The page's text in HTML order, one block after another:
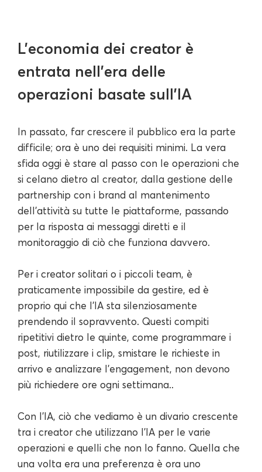
L'economia dei creator è
entrata nell'era delle
operazioni basate sull'IA
In passato, far crescere il pubblico era la parte
difficile; ora è uno dei requisiti minimi. La vera
sfida oggi è stare al passo con le operazioni che
si celano dietro al creator, dalla gestione delle
partnership con i brand al mantenimento
dell'attività su tutte le piattaforme, passando
per la risposta ai messaggi diretti e il
monitoraggio di ciò che funziona davvero.
Per i creator solitari o i piccoli team, è
praticamente impossibile da gestire, ed è
proprio qui che l'IA sta silenziosamente
prendendo il sopravvento. Questi compiti
ripetitivi dietro le quinte, come programmare i
post, riutilizzare i clip, smistare le richieste in
arrivo e analizzare l'engagement, non devono
più richiedere ore ogni settimana..
Con l'IA, ciò che vediamo è un divario crescente
tra i creator che utilizzano l'IA per le varie
operazioni e quelli che non lo fanno. Quella che
una volta era una preferenza è ora uno